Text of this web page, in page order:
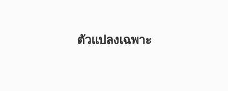
ตัวแปลงเฉพาะ